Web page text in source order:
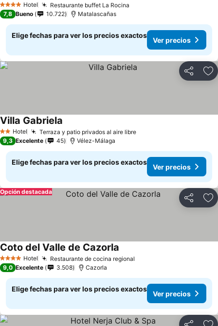
4 EstrellasHotel Restaurante buffet La Rocina
7,8 Bueno 10.722 Matalascañas
Elige fechas para ver los precios exactos
Ver precios
Compartir
2 Estrellas
Hotel Terraza y patio privados al aire libreVer precios
Villa Gabriela
9,3 Excelente 45 Vélez-Málaga
Elige fechas para ver los precios exactos
Ver precios
Compartir
Opción destacada
4 EstrellasHotel Restaurante de cocina regional
Coto del Valle de Cazorla
9,0 Excelente 3.508 Cazorla
Elige fechas para ver los precios exactos
Ver precios